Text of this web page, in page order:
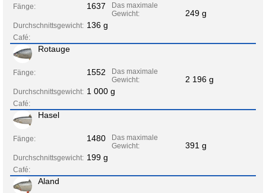
Fänge: 1637
Das maximale
Gewicht:
249 g
Durchschnittsgewicht: 136 g
Café:
Rotauge
Fänge: 1552
Das maximale
Gewicht:
2 196 g
Durchschnittsgewicht: 1 000 g
Café:
Hasel
Fänge: 1480
Das maximale
Gewicht:
391 g
Durchschnittsgewicht: 199 g
Café:
Aland